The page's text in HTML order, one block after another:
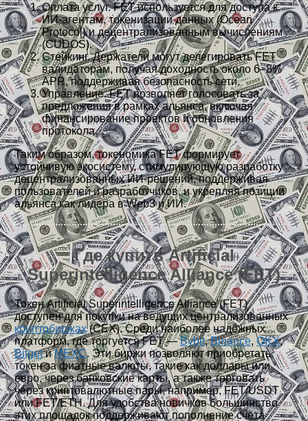
Оплата услуг. FET используется для доступа к
ИИ-агентам, токенизации данных (Ocean
Protocol) и децентрализованным вычислениям
(CUDOS).
Стейкинг. Держатели могут делегировать FET
валидаторам, получая доходность около 6–8%
APR, поддерживая безопасность сети.
Управление. FET позволяет голосовать за
предложения в рамках альянса, включая
финансирование проектов и обновления
протокола.
Таким образом, токеномика FET формирует
устойчивую экосистему, стимулирующую разработку
децентрализованных ИИ-решений, поддерживая
пользователей и разработчиков, и укрепляя позиции
альянса как лидера в Web3 и ИИ.
Где купить Artificial
Superintelligence Alliance (FET)
Токен Artificial Superintelligence Alliance (FET)
доступен для покупки на ведущих централизованных
криптобиржах(CEX). Среди наиболее надёжных
платформ, где торгуется FET —Bybit,Binance,OKX,
BitgetиMEXC. Эти биржи позволяют приобретать
токен за фиатные валюты, такие как доллары или
евро, через банковские карты, а также торговать
через криптовалютные пары, например, FET/USDT
или FET/ETH. Для удобства новичков большинство
этих площадок поддерживают пополнение счёта